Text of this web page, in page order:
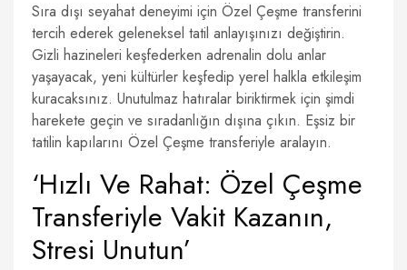
Sıra dışı seyahat deneyimi için Özel Çeşme transferini
tercih ederek geleneksel tatil anlayışınızı değiştirin.
Gizli hazineleri keşfederken adrenalin dolu anlar
yaşayacak, yeni kültürler keşfedip yerel halkla etkileşim
kuracaksınız. Unutulmaz hatıralar biriktirmek için şimdi
harekete geçin ve sıradanlığın dışına çıkın. Eşsiz bir
tatilin kapılarını Özel Çeşme transferiyle aralayın.
‘Hızlı Ve Rahat: Özel Çeşme
Transferiyle Vakit Kazanın,
Stresi Unutun’